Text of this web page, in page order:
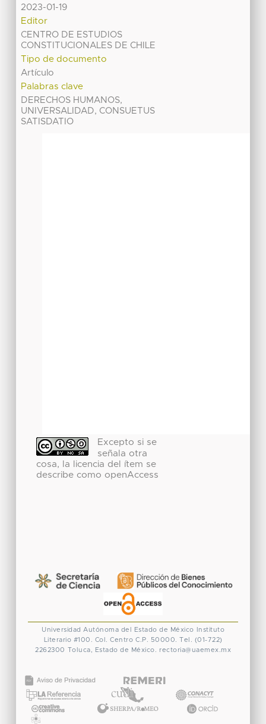
2023-01-19
Editor
CENTRO DE ESTUDIOS
CONSTITUCIONALES DE CHILE
Tipo de documento
Artículo
Palabras clave
DERECHOS HUMANOS,
UNIVERSALIDAD, CONSUETUS
SATISDATIO
Excepto si se
señala otra
cosa, la licencia del ítem se
describe como openAccess
Universidad Autónoma del Estado de México
Instituto
Literario #100. Col. Centro C.P. 50000. Tel. (01-722)
2262300 Toluca, Estado de México. rectoria@uaemex.mx